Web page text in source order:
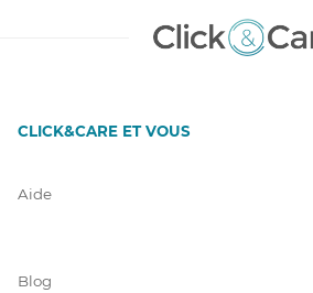
CLICK&CARE ET VOUS
Aide
Blog